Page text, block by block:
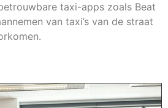
taxi-apps zoals Beat
van taxi’s van de straat